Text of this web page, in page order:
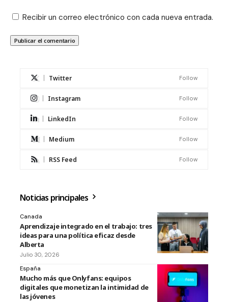
Recibir un correo electrónico con cada nueva entrada.
Twitter Follow
Instagram Follow
LinkedIn Follow
Medium Follow
RSS Feed Follow
Noticias principales
Canada
Aprendizaje integrado en el trabajo: tres
ideas para una política eficaz desde
Alberta
Julio 30, 2026
España
Mucho más que Onlyfans: equipos
digitales que monetizan la intimidad de
las jóvenes